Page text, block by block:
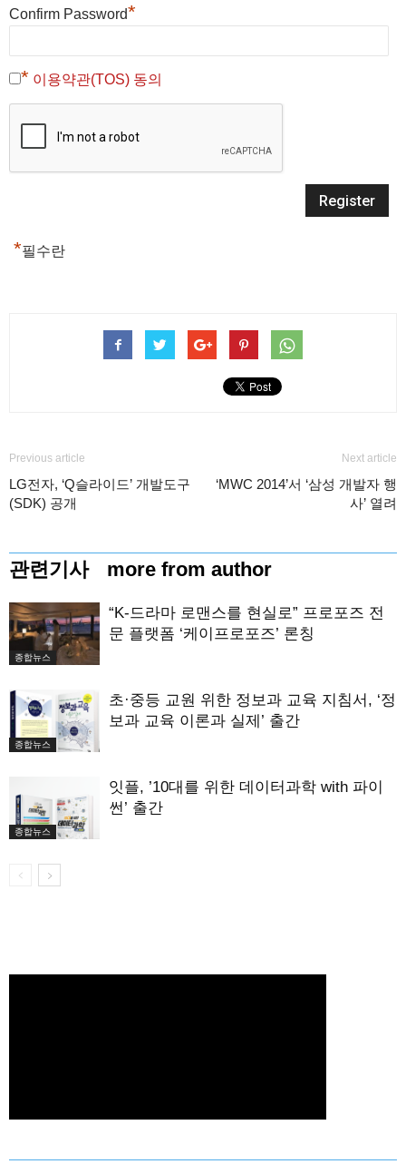
Confirm Password*
* 이용약관(TOS) 동의
*필수란
Previous article
LG전자, ‘Q슬라이드’ 개발도구
(SDK) 공개
Next article
‘MWC 2014’서 ‘삼성 개발자 행
사’ 열려
관련기사 more from author
종합뉴스
“K-드라마 로맨스를 현실로” 프로포즈 전
문 플랫폼 ‘케이프로포즈’ 론칭
종합뉴스
초·중등 교원 위한 정보과 교육 지침서, ‘정
보과 교육 이론과 실제’ 출간
종합뉴스
잇플, ’10대를 위한 데이터과학 with 파이
썬’ 출간